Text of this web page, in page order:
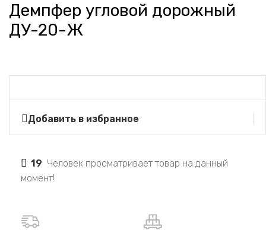
Демпфер угловой дорожный
ДУ-20-Ж
Добавить в избранное
19 Человек просматривает товар на данный
момент!